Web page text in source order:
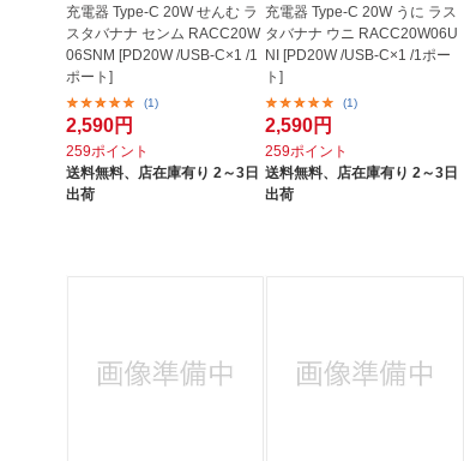
充電器 Type-C 20W せんむ ラ
スタバナナ センム RACC20W
06SNM [PD20W /USB-C×1 /1
ポート]
(1)
2,590円
259ポイント
送料無料、 店在庫有り 2～3日
出荷
充電器 Type-C 20W うに ラス
タバナナ ウニ RACC20W06U
NI [PD20W /USB-C×1 /1ポー
ト]
(1)
2,590円
259ポイント
送料無料、 店在庫有り 2～3日
出荷